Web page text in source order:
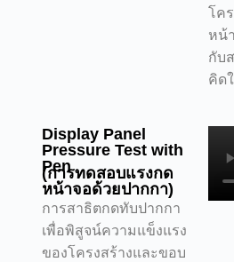
โค
หน้
กับ
คิด
Display Panel
Pressure Test with
Pen
(การทดสอบแรงกด
หน้าจอด้วยปากกา)
การสาธิตกดทับปากกา
เพื่อพิสูจน์ความแข็งแรง
ของโครงสร้างและขอบ